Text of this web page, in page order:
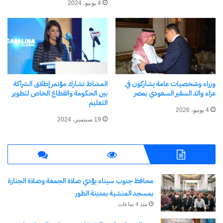
محافظ جنوب سيناء يستقبل
سفير أرمينيا لتعزيز سبل
التعاون بين الجانبين
18 أبريل، 2025
في "الأخبار News"
اكتشاف المزيد من
اشترك للحصول على أحدث التدوينات المرسلة إلى بريدك
الإلكتروني.
كتابة بريدك الإلكتروني...
4 يونيو، 2024
وزراء وشخصيات عامة يشاركون في
عزاء والد السفير السعودي بمصر
4 يونيو، 2026
المشاط تشارك مؤتمر إطلاق الشراكة
بين الحكومة والقطاع الخاص لتطوير
التعليم
19 سبتمبر، 2024
محافظ جنوب سيناء يؤدي صلاة الجمعة وصلاة الجنازة
بمسجد المنشية بمدينة الطور
منذ 4 ساعات